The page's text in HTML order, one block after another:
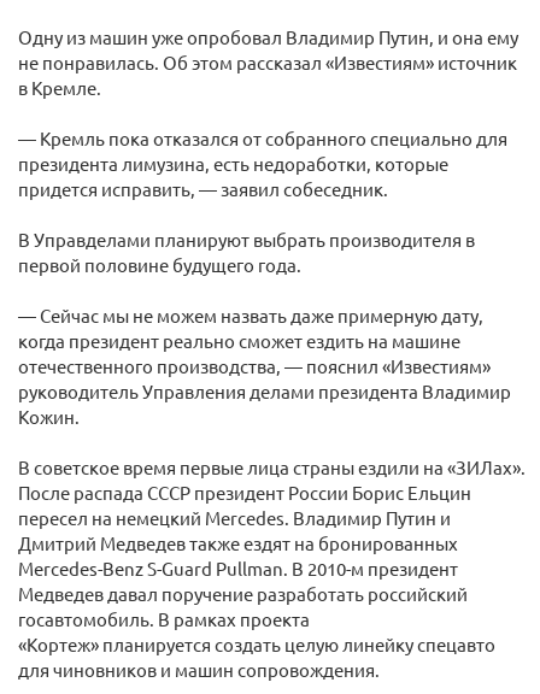
Одну из машин уже опробовал Владимир Путин, и она ему
не понравилась. Об этом рассказал «Известиям» источник
в Кремле.
— Кремль пока отказался от собранного специально для
президента лимузина, есть недоработки, которые
придется исправить, — заявил собеседник.
В Управделами планируют выбрать производителя в
первой половине будущего года.
— Сейчас мы не можем назвать даже примерную дату,
когда президент реально сможет ездить на машине
отечественного производства, — пояснил «Известиям»
руководитель Управления делами президента Владимир
Кожин.
В советское время первые лица страны ездили на «ЗИЛах».
После распада СССР президент России Борис Ельцин
пересел на немецкий Mercedes. Владимир Путин и
Дмитрий Медведев также ездят на бронированных
Mercedes-Benz S-Guard Pullman. В 2010-м президент
Медведев давал поручение разработать российский
госавтомобиль. В рамках проекта
«Кортеж» планируется создать целую линейку спецавто
для чиновников и машин сопровождения.